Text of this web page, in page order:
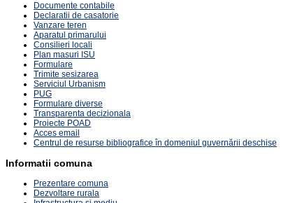
Documente contabile
Declaratii de casatorie
Vanzare teren
Aparatul primarului
Consilieri locali
Plan masuri ISU
Formulare
Trimite sesizarea
Serviciul Urbanism
PUG
Formulare diverse
Transparenta decizionala
Proiecte POAD
Acces email
Centrul de resurse bibliografice în domeniul guvernării deschise
Informatii comuna
Prezentare comuna
Dezvoltare rurala